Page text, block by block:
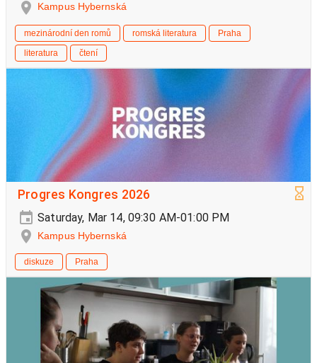
Kampus Hybernská
mezinárodní den romů romská literatura
Praha
literatura
čtení
Progres Kongres 2026
Saturday, Mar 14, 09:30 AM-01:00 PM
Kampus Hybernská
diskuze Praha